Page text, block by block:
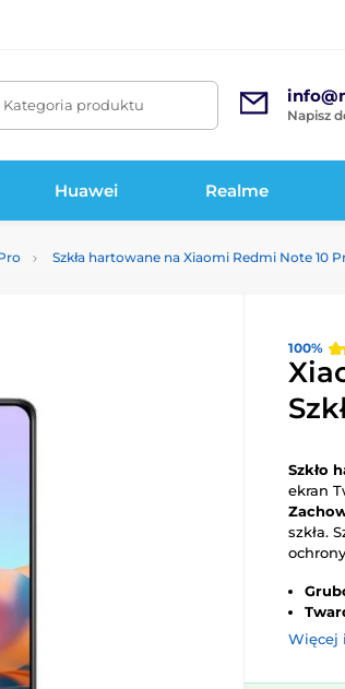
Kategoria produktu
Napisz
Huawei Realme
Szkła hartowane na Xiaomi Redmi Note 10
100%
Szkło
ekran
szkła.
Więcej